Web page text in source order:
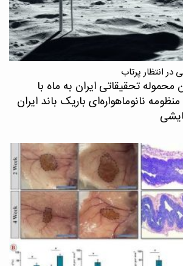
انتظار پرتاب
تحقیقاتی ایران به ماه با
نانوماهواره‌ای باریک باند ایران